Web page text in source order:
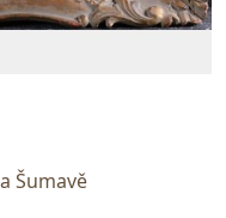
Šumavě